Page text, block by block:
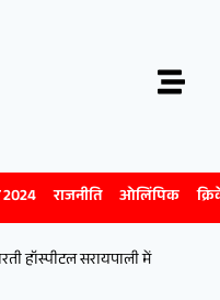
राजनीति ओलिंपिक
हॉस्पीटल सरायपाली में